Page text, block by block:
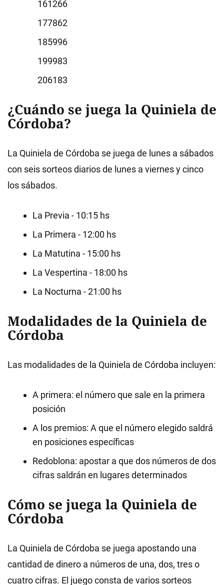
1266
7862
5996
9983
6183
¿Cuándo se juega la Quiniela de
Córdoba?
La Quiniela de Córdoba se juega de lunes a sábados
con seis sorteos diarios de lunes a viernes y cinco
los sábados.
La Previa - 10:15 hs
La Primera - 12:00 hs
La Matutina - 15:00 hs
La Vespertina - 18:00 hs
La Nocturna - 21:00 hs
Modalidades de la Quiniela de
Córdoba
Las modalidades de la Quiniela de Córdoba incluyen:
A primera: el número que sale en la primera
posición
A los premios: A que el número elegido saldrá
en posiciones específicas
Redoblona: apostar a que dos números de dos
cifras saldrán en lugares determinados
Cómo se juega la Quiniela de
Córdoba
La Quiniela de Córdoba se juega apostando una
cantidad de dinero a números de una, dos, tres o
cuatro cifras. El juego consta de varios sorteos